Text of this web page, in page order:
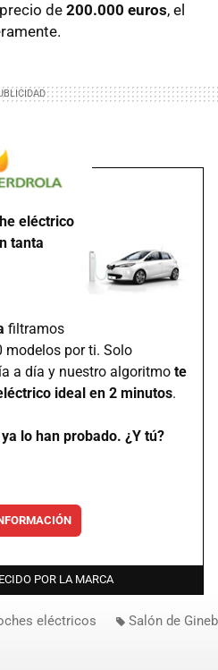
de 200.000 euros, el
eléctrico
tanta
filtramos
modelos por ti. Solo
a día y nuestro algoritmo te
ideal en 2 minutos.
lo han probado. ¿Y tú?
POR LA MARCA
eléctricos Salón de